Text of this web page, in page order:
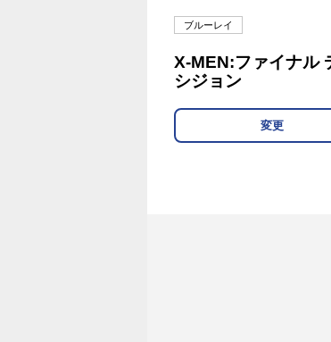
ブルーレイ
X-MEN:ファイナル
シジョン
変更